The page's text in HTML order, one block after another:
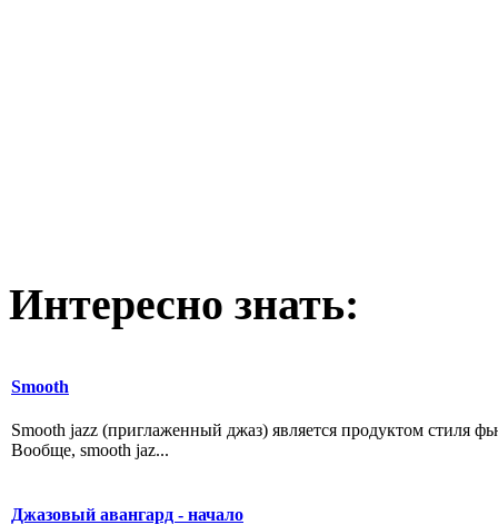
Интересно знать:
Smooth
Smooth jazz (приглаженный джаз) является продуктом стиля
Вообще, smooth jaz...
Джазовый авангард - начало